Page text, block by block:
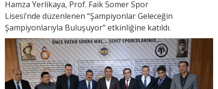
Hamza Yerlikaya, Prof. Faik Somer Spor
Lisesi’nde düzenlenen “Şampiyonlar Geleceğin
Şampiyonlarıyla Buluşuyor” etkinliğine katıldı.